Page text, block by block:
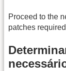
Proceed to the
patches